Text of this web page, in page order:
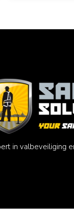
in valbeveiliging